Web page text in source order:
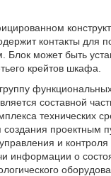
контакты для
Блок может быть
крейтов шкафа.
составной
технических
создания проектным
и контроля
информации о